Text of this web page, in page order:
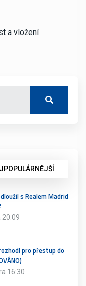
a vložení
s Realem Madrid
20:09
pro přestup do
16:30